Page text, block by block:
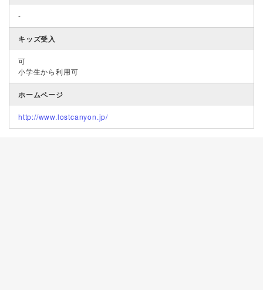
-
キッズ受入
可
小学生から利用可
ホームページ
http://www.lostcanyon.jp/